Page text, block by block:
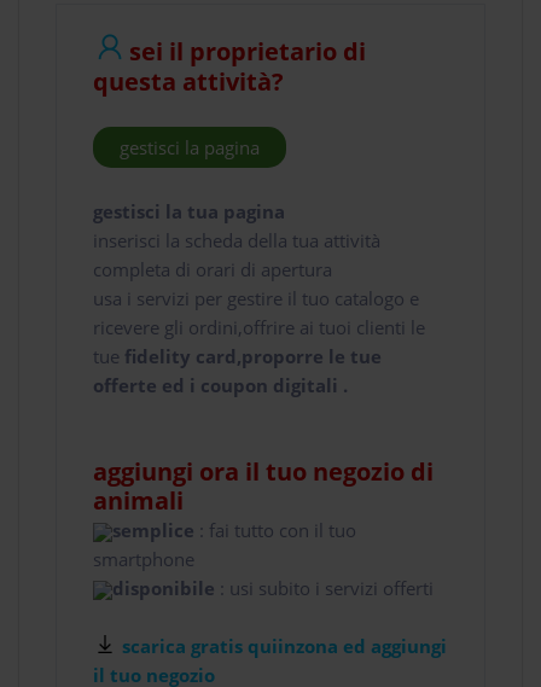
sei il proprietario di
questa attività?
gestisci la pagina
gestisci la tua pagina
inserisci la scheda della tua attività
completa di orari di apertura
usa i servizi per gestire il tuo catalogo e
ricevere gli ordini,offrire ai tuoi clienti le
tue fidelity card,proporre le tue
offerte ed i coupon digitali .
aggiungi ora il tuo negozio di
animali
semplice : fai tutto con il tuo
smartphone
disponibile : usi subito i servizi offerti
scarica gratis quiinzona ed aggiungi
il tuo negozio